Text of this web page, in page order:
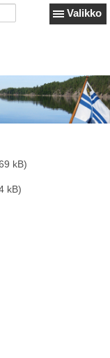
Valikko
kB)
kB)